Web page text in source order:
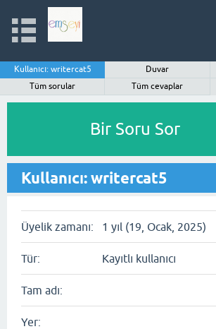
Kullanıcı: writercat5 Duvar
Tüm sorular
Tüm cevaplar
Bir Soru Sor
Kullanıcı: writercat5
Üyelik zamanı: 1 yıl (19, Ocak, 2025)
Tür: Kayıtlı kullanıcı
Tam adı:
Yer: